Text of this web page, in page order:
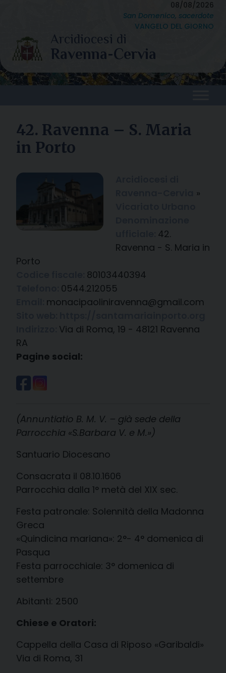
content
08/08/2026
San Domenico, sacerdote
VANGELO DEL GIORNO
42. Ravenna – S. Maria
in Porto
»
42.
Ravenna - S. Maria in
Porto
80103440394
0544.212055
monacipaoliniravenna@gmail.com
Via di Roma, 19 - 48121 Ravenna
RA
Pagine social:
(Annuntiatio B. M. V. – già sede della
Parrocchia «S.Barbara V. e M.»)
Santuario Diocesano
Consacrata il 08.10.1606
Parrocchia dalla 1° metà del XIX sec.
Festa patronale: Solennità della Madonna
Greca
«Quindicina mariana»: 2°- 4° domenica di
Pasqua
Festa parrocchiale: 3° domenica di
settembre
Abitanti: 2500
Chiese e Oratori:
Cappella della Casa di Riposo «Garibaldi»
Via di Roma, 31